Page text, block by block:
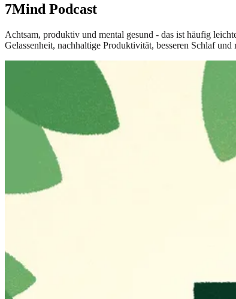
7Mind Podcast
Achtsam, produktiv und mental gesund - das ist häufig
Gelassenheit, nachhaltige Produktivität, besseren Schlaf und